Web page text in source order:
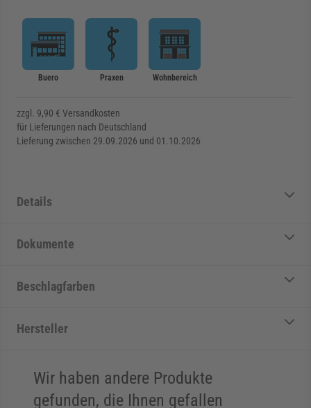
Buero Praxen Wohnbereich
zzgl. 9,90 € Versandkosten
für Lieferungen nach Deutschland
Lieferung zwischen 29.09.2026 und 01.10.2026
Details
Dokumente
Beschlagfarben
Hersteller
Wir haben andere Produkte
gefunden, die Ihnen gefallen